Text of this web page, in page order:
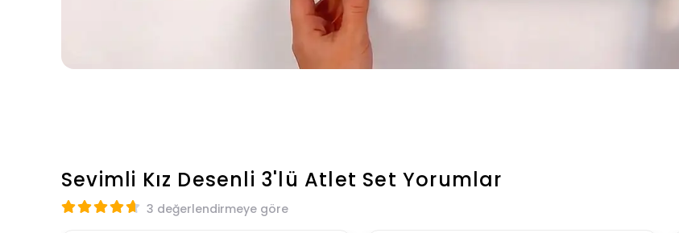
Sevimli Kız Desenli 3'lü Atlet Set Yorumlar
3 değerlendirmeye göre